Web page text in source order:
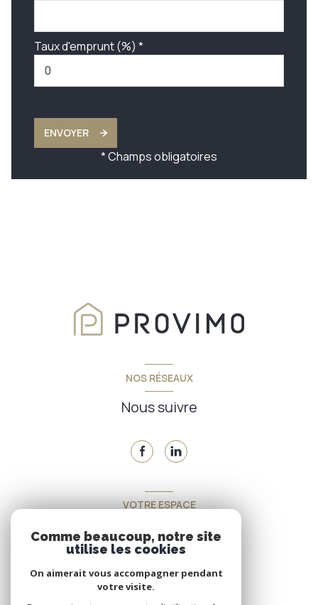
Taux d'emprunt (%) *
ENVOYER
* Champs obligatoires
NOS RÉSEAUX
Nous suivre
VOTRE ESPACE
Espace propriétaire
SE CONNECTER
Comme beaucoup, notre site
utilise les cookies
On aimerait vous accompagner pendant
votre visite.